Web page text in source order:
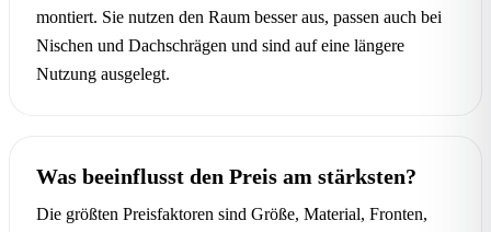
montiert. Sie nutzen den Raum besser aus, passen auch bei
Nischen und Dachschrägen und sind auf eine längere
Nutzung ausgelegt.
Was beeinflusst den Preis am stärksten?
Die größten Preisfaktoren sind Größe, Material, Fronten,